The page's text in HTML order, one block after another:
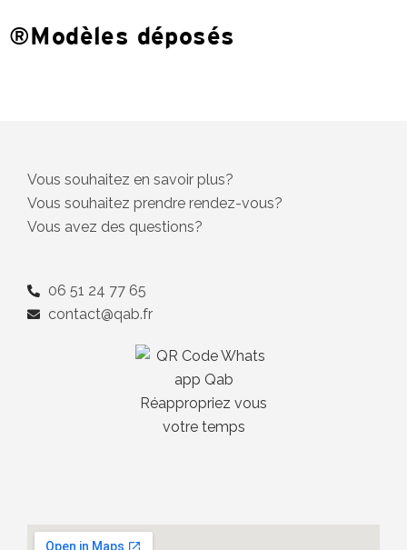
®Modèles déposés
Vous souhaitez en savoir plus?
Vous souhaitez prendre rendez-vous?
Vous avez des questions?
06 51 24 77 65
contact@qab.fr